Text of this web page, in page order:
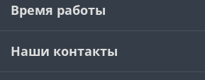
Время работы
Наши контакты